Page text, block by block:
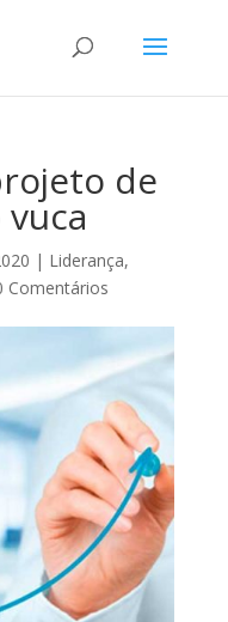
de
| Liderança,
Comentários